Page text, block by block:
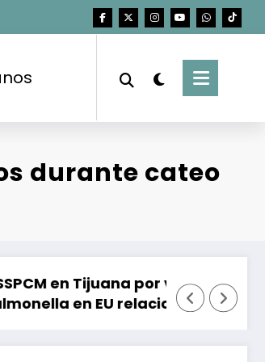
durante cateo
al derecho de acceso
con chiles jalapeños de
Entre dos huracanes,